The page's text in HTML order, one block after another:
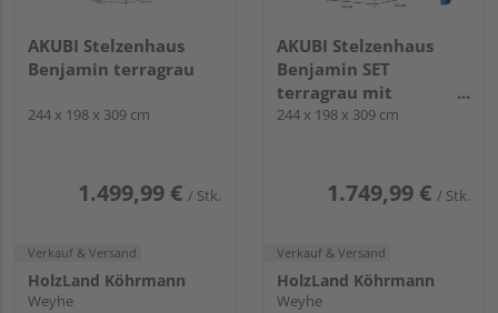
AKUBI Stelzenhaus
Benjamin terragrau
244 x 198 x 309 cm
1.499,99 € / Stk.
Verkauf & Versand
HolzLand Köhrmann
Weyhe
AKUBI Stelzenhaus
Benjamin SET
terragrau mit
Netzrampe und
244 x 198 x 309 cm
1.749,99 € / Stk.
Verkauf & Versand
HolzLand Köhrmann
Weyhe